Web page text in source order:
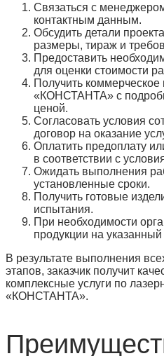
Связаться с
контактным данным.
Обсудить детали
размеры, тираж и
Предоставить
для оценки стоимости
Получить
«КОНСТАНТА» с
ценой.
Согласовать условия
договор на оказание
Оплатить предоплату
в соответствии с
Ожидать выполнения
установленные сроки.
Получить готовые
испытания.
При необходимости
продукции на указанный
В результате выполнения
этапов, заказчик получит
комплексные услуги по
«КОНСТАНТА».